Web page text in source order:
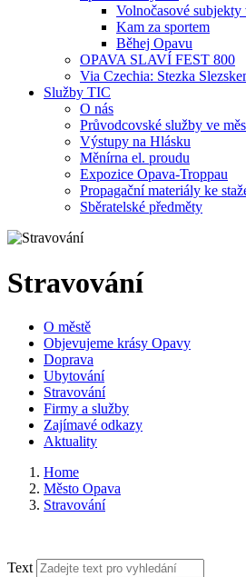
Volnočasové subjekty
Kam za sportem
Běhej Opavu
OPAVA SLAVÍ FEST 800
Via Czechia: Stezka
Služby TIC
O nás
Průvodcovské služby ve
Výstupy na Hlásku
Měnírna el. proudu
Expozice Opava-Troppau
Propagační materiály ke
Sběratelské předměty
Stravování
O městě
Objevujeme krásy Opavy
Doprava
Ubytování
Stravování
Firmy a služby
Zajímavé odkazy
Aktuality
Home
Město Opava
Stravování
Text